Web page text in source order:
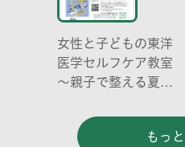
女性と子どもの東洋
医学セルフケア教室
～親子で整える夏休
らだ～
もっ